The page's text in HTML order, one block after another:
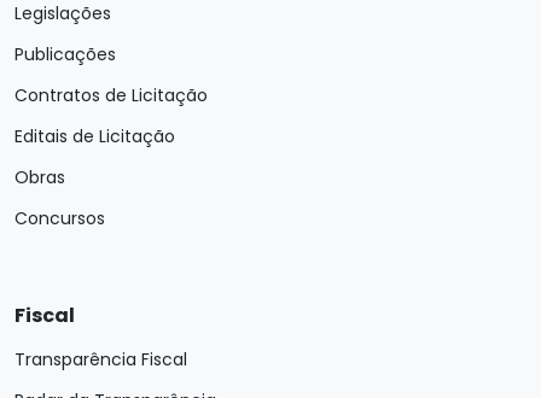
Legislações
Publicações
Contratos de Licitação
Editais de Licitação
Obras
Concursos
Fiscal
Transparência Fiscal